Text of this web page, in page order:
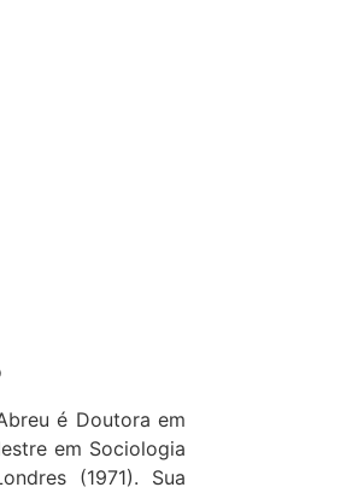
é Doutora em
em Sociologia
(1971). Sua